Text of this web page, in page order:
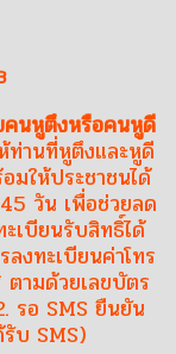
คนหูตึงหรือคนหูดี
ท่านที่หูตึงและหูดี
ให้ประชาชนได้
วัน เพื่อช่วยลด
ะเบียนรับสิทธิ์ได้
งทะเบียนค่าโทร
ามด้วยเลขบัตร
รอ SMS ยืนยัน
บ SMS)